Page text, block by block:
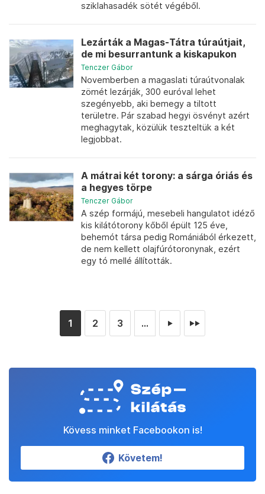
sziklahasadék sötét végéből.
Lezárták a Magas-Tátra túraútjait,
de mi besurrantunk a kiskapukon
Tenczer Gábor
Novemberben a magaslati túraútvonalak
zömét lezárják, 300 euróval lehet
szegényebb, aki bemegy a tiltott
területre. Pár szabad hegyi ösvényt azért
meghagytak, közülük teszteltük a két
legjobbat.
A mátrai két torony: a sárga óriás és
a hegyes törpe
Tenczer Gábor
A szép formájú, mesebeli hangulatot idéző
kis kilátótorony kőből épült 125 éve,
behemót társa pedig Romániából érkezett,
de nem kellett olajfúrótoronynak, ezért
egy tó mellé állították.
1 2 3 ... ► ►►
Kövess minket Facebookon is!
Követem!